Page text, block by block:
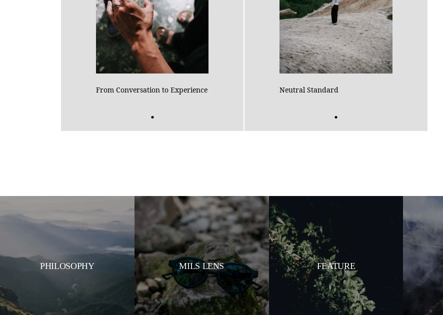
From Conversation to Experience Neutral Standard
PHILOSOPHY MILS LENS FEATURE